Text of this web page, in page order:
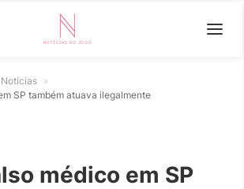
Notícias »
SP também atuava ilegalmente
médico em SP